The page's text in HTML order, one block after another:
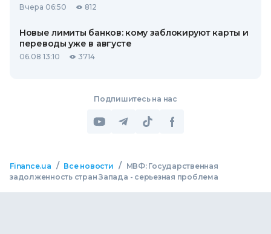
Вчера 06:50 812
Новые лимиты банков: кому заблокируют карты и
переводы уже в августе
06.08 13:10 3714
Подпишитесь на нас
Finance.ua / Все новости /
МВФ: Государственная
задолженность стран Запада - серьезная проблема